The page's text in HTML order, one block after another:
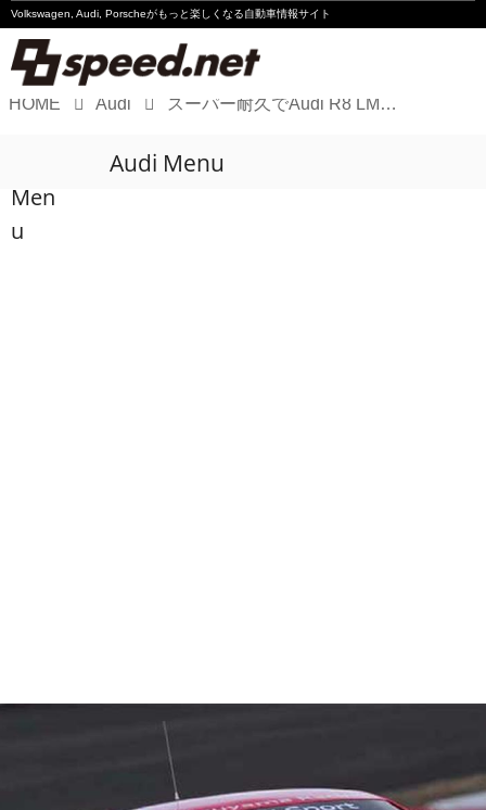
Volkswagen, Audi, Porscheがもっと楽しくなる自動車情報サイト
Audi
HOME Audi スーパー耐久でAudi R8 LMSが3戦連続総合優勝
Men
u
Audi Menu